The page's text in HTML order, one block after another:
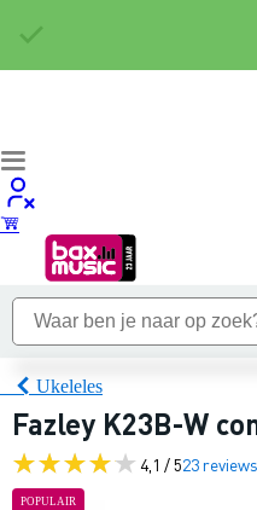
Ukeleles
Fazley K23B-W
4,1 / 523 reviews
POPULAIR